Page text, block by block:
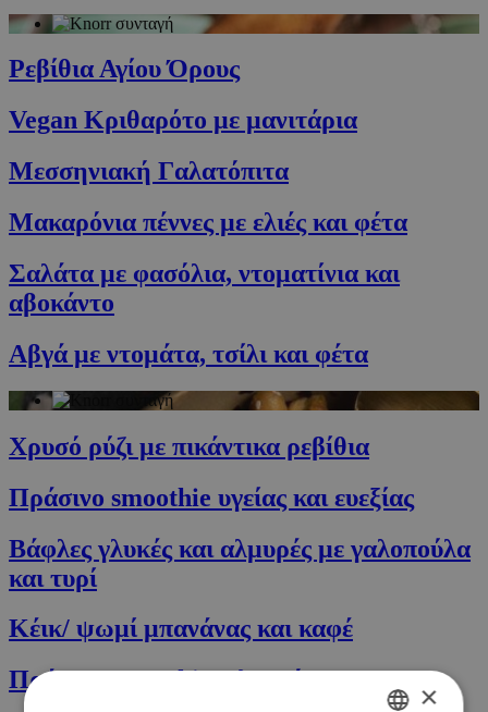
Ρεβίθια Αγίου Όρους
Vegan Κριθαρότο με μανιτάρια
Μεσσηνιακή Γαλατόπιτα
Μακαρόνια πέννες με ελιές και φέτα
Σαλάτα με φασόλια, ντοματίνια και
αβοκάντο
Αβγά με ντομάτα, τσίλι και φέτα
Χρυσό ρύζι με πικάντικα ρεβίθια
Πράσινο smoothie υγείας και ευεξίας
Βάφλες γλυκές και αλμυρές με γαλοπούλα
και τυρί
Κέικ/ ψωμί μπανάνας και καφέ
Πράσινο smoothie 2 λεπτών
×